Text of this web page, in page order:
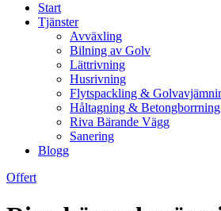
Start
Tjänster
Avväxling
Bilning av Golv
Lättrivning
Husrivning
Flytspackling &
Håltagning & Betongborrning
Riva Bärande Vägg
Sanering
Blogg
Offert